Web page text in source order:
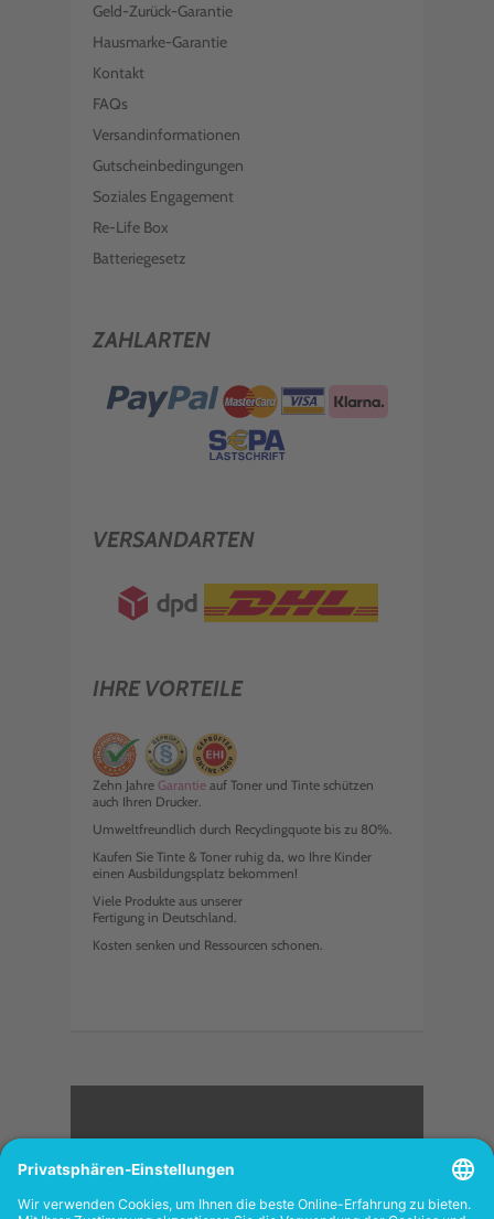
Geld-Zurück-Garantie
Hausmarke-Garantie
Kontakt
FAQs
Versandinformationen
Gutscheinbedingungen
Soziales Engagement
Re-Life Box
Batteriegesetz
ZAHLARTEN
VERSANDARTEN
IHRE VORTEILE
Zehn Jahre Garantie auf Toner und Tinte schützen
auch Ihren Drucker.
Umweltfreundlich durch Recyclingquote bis zu 80%.
Kaufen Sie Tinte & Toner ruhig da, wo Ihre Kinder
einen Ausbildungsplatz bekommen!
Viele Produkte aus unserer
Fertigung in Deutschland.
Kosten senken und Ressourcen schonen.
<